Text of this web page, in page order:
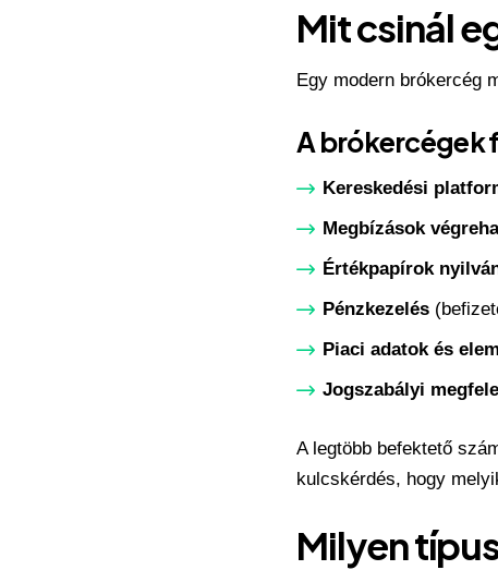
Mit csinál
Egy modern brókercég
A brókercégek
Kereskedési
Megbízások
Értékpapírok
Pénzkezelés
Piaci adatok és
Jogszabályi
A legtöbb befektető
kulcskérdés, hogy
Milyen